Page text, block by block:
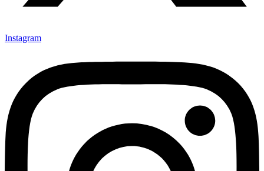
Instagram